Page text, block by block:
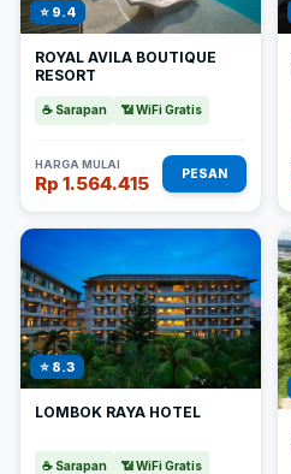
⭐ 9.4
ROYAL AVILA BOUTIQUE
RESORT
☕ Sarapan 📶 WiFi Gratis
HARGA MULAI
Rp 1.564.415 PESAN
⭐ 8.3
LOMBOK RAYA HOTEL
☕ Sarapan 📶 WiFi Gratis